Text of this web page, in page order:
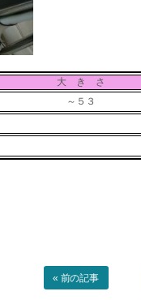
大 き さ
～５３
« 前の記事